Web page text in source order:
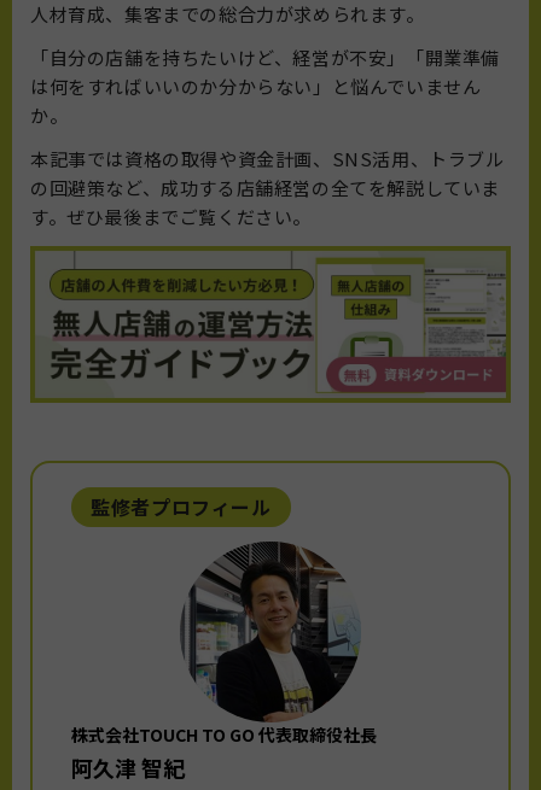
人材育成、集客までの総合力が求められます。
「自分の店舗を持ちたいけど、経営が不安」「開業準備
は何をすればいいのか分からない」と悩んでいません
か。
本記事では資格の取得や資金計画、SNS活用、トラブル
の回避策など、成功する店舗経営の全てを解説していま
す。ぜひ最後までご覧ください。
監修者プロフィール
株式会社TOUCH TO GO 代表取締役社長
阿久津 智紀